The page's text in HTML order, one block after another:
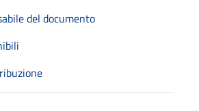
del documento